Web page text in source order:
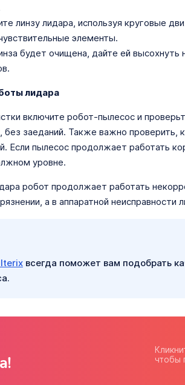
линзу лидара, используя круговые
элементы.
будет очищена, дайте ей высохнуть
лидара
включите робот-пылесос и
заеданий. Также важно проверить,
Если пылесос продолжает работать
уровне.
робот продолжает работать
а в аппаратной неисправности
всегда поможет вам подобрать
чтобы